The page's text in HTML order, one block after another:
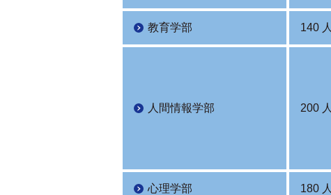
教育学部 140 人
人間情報学部 200 人
心理学部 180 人